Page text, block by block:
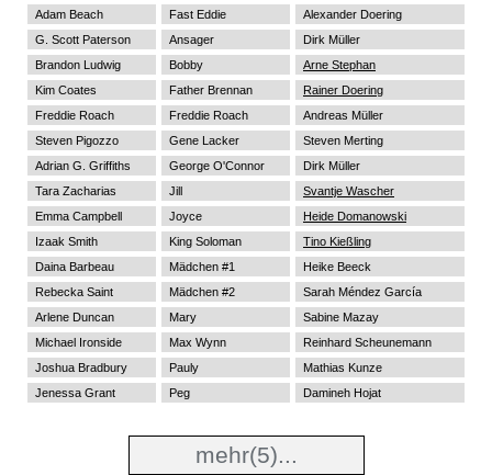
Adam Beach
Fast Eddie
Alexander Doering
G. Scott Paterson
Ansager
Dirk Müller
Brandon Ludwig
Bobby
Arne Stephan
Kim Coates
Father Brennan
Rainer Doering
Freddie Roach
Freddie Roach
Andreas Müller
Steven Pigozzo
Gene Lacker
Steven Merting
Adrian G. Griffiths
George O'Connor
Dirk Müller
Tara Zacharias
Jill
Svantje Wascher
Emma Campbell
Joyce
Heide Domanowski
Izaak Smith
King Soloman
Tino Kießling
Daina Barbeau
Mädchen #1
Heike Beeck
Rebecka Saint
Mädchen #2
Sarah Méndez García
Arlene Duncan
Mary
Sabine Mazay
Michael Ironside
Max Wynn
Reinhard Scheunemann
Joshua Bradbury
Pauly
Mathias Kunze
Jenessa Grant
Peg Damineh Hojat
mehr(5)...